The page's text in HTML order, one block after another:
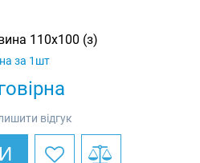
110х100 (з)
за 1шт
відгук